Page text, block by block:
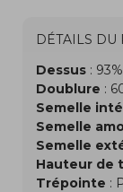
DÉTAILS DU
Dessus :
Doublure :
Semelle
Semelle
Semelle
Hauteur de
Trépointe :